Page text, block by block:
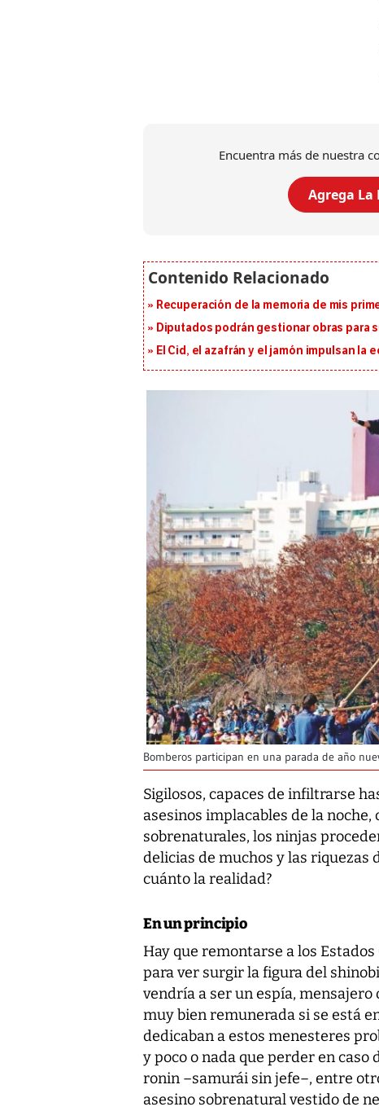
Encuentra más de nuestra
Agrega La
Recuperación de la memoria de mis
Diputados podrán gestionar obras para
El Cid, el azafrán y el jamón impulsan la
Bomberos participan en una parada de año
Sigilosos, capaces de infiltrarse
asesinos implacables de la
sobrenaturales, los ninjas
delicias de muchos y las riquezas
cuánto la realidad?
En un principio
Hay que remontarse a los
para ver surgir la figura del
vendría a ser un espía,
muy bien remunerada si se está
dedicaban a estos menesteres
y poco o nada que perder en
ronin –samurái sin jefe–, entre
asesino sobrenatural vestido de